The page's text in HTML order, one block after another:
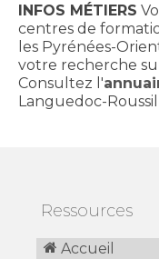
INFOS MÉTIERS
centres de
les Pyrénées-
votre recherche
Consultez l'
Languedoc-
Ressources
Accueil